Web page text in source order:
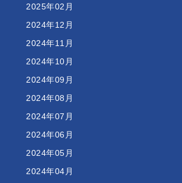
2025年02月
2024年12月
2024年11月
2024年10月
2024年09月
2024年08月
2024年07月
2024年06月
2024年05月
2024年04月